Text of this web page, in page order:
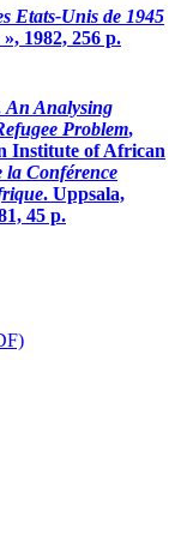
Etats-Unis de 1945
1982, 256 p.
An Analysing
Problem,
Institute of African
la Conférence
. Uppsala,
45 p.